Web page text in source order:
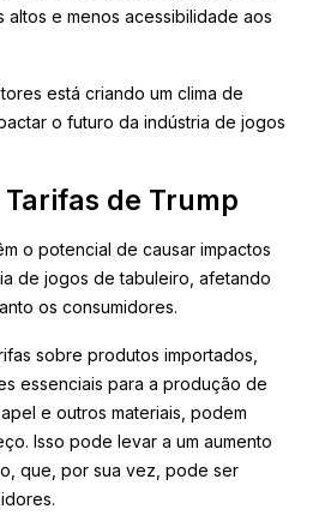
altos e menos acessibilidade aos
está criando um clima de
o futuro da indústria de jogos
de Trump
o potencial de causar impactos
de jogos de tabuleiro, afetando
os consumidores.
sobre produtos importados,
essenciais para a produção de
e outros materiais, podem
Isso pode levar a um aumento
que, por sua vez, pode ser